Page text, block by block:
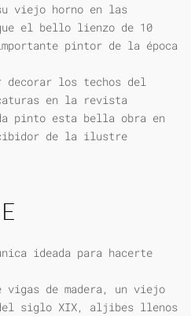
viejo horno en las
el bello lienzo de 10
pintor de la época
los techos del
en la revista
pinto esta bella obra en
de la ilustre
ideada para hacerte
vigas de madera, un viejo
siglo XIX, aljibes llenos